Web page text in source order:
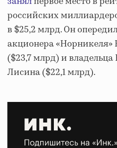
российских
в $25,2 млрд. Он
акционера
($23,7 млрд) и
Лисина ($22,1 млрд).